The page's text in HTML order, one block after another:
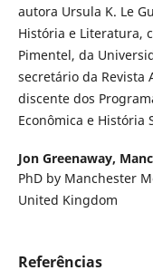
autora Ursula K. Le
História e Literatura,
Pimentel, da
secretário da Revista
discente dos
Econômica e História
Jon Greenaway,
PhD by Manchester
United Kingdom
Referências